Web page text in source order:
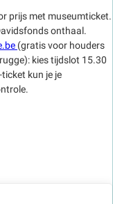
prijs met museumticket.
onthaal.
(gratis voor houders
kies tijdslot 15.30
kun je je